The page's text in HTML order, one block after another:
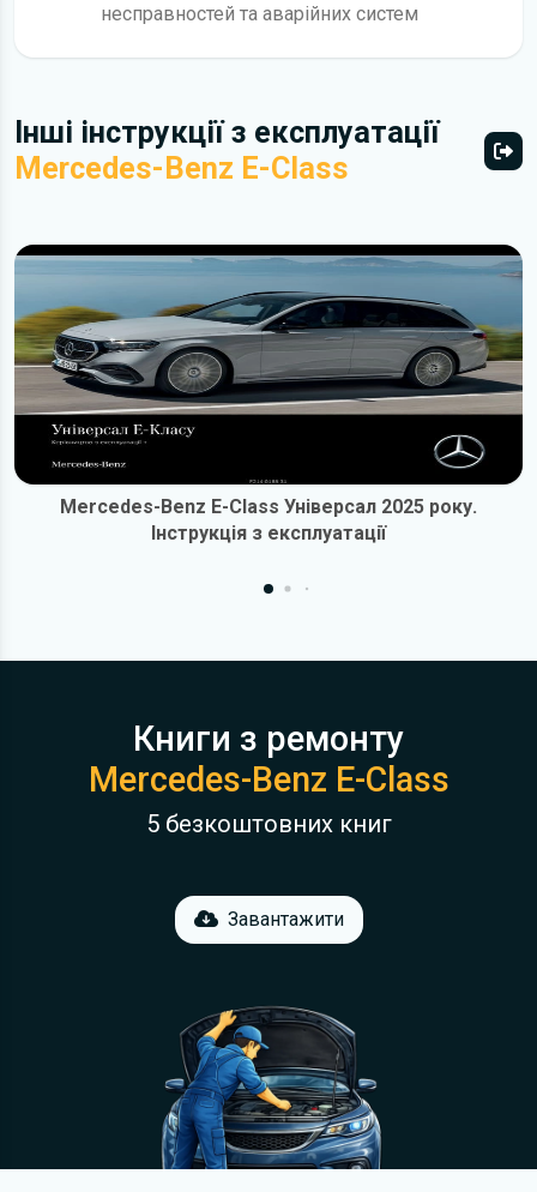
несправностей та аварійних систем
Інші інструкції з експлуатації
Mercedes-Benz E-Class
Всі
Mercedes-Benz E-Class Універсал 2025 року.
Інструкція з експлуатації
Книги з ремонту
Mercedes-Benz E-Class
5 безкоштовних книг
Завантажити